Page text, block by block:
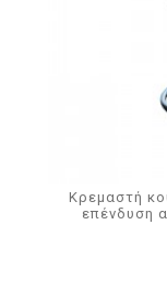
Κρεμαστή
επένδυση